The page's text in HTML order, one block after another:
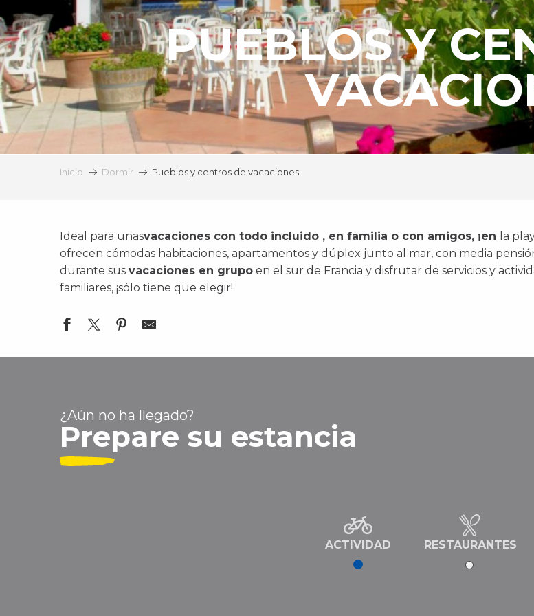
PUEBLOS Y
Inicio Dormir Pueblos y centros de vacaciones
Ideal para unasvacaciones con todo incluido , en familia o con amigos, ¡en la
ofrecen cómodas habitaciones, apartamentos y dúplex junto al mar, con media
durante sus vacaciones en grupo en el sur de Francia y disfrutar de servicios y
familiares, ¡sólo tiene que elegir!
¿Aún no ha llegado?
Prepare su estancia
ACTIVIDAD RESTAURANTES